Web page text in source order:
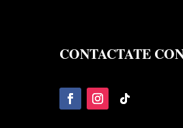
CONTACTATE